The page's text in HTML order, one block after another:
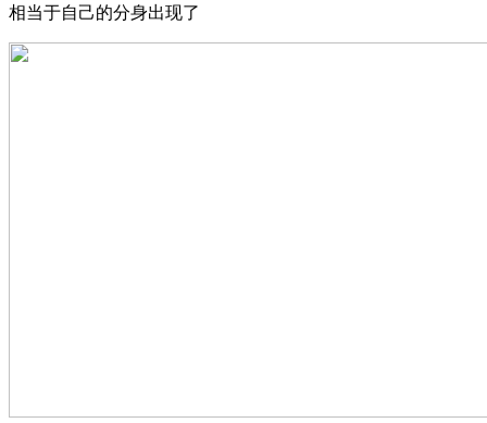
相当于自己的分身出现了